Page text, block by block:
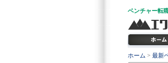
ベンチャー転
ホーム > 最新